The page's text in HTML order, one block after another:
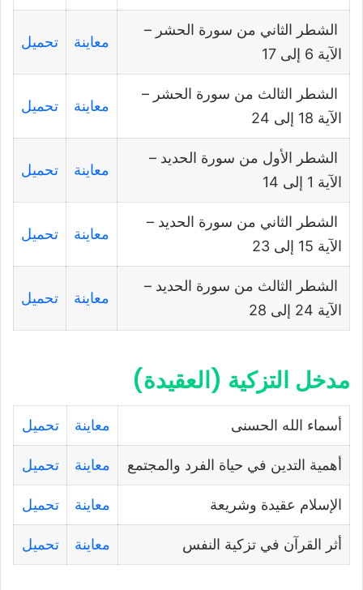
الشطر الثاني من سورة الحشر –
الآية 6 إلى 17
معاينة تحميل
الشطر الثالث من سورة الحشر –
الآية 18 إلى 24
معاينة تحميل
الشطر الأول من سورة الحديد –
الآية 1 إلى 14
معاينة تحميل
الشطر الثاني من سورة الحديد –
الآية 15 إلى 23
معاينة تحميل
الشطر الثالث من سورة الحديد –
الآية 24 إلى 28
معاينة تحميل
مدخل التزكية (العقيدة)
أسماء الله الحسنى معاينة تحميل
أهمية التدين في حياة الفرد والمجتمع معاينة تحميل
الإسلام عقيدة وشريعة معاينة تحميل
أثر القرآن في تزكية النفس معاينة تحميل